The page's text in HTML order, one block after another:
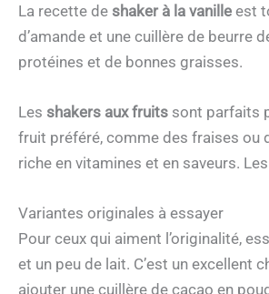
La recette de shaker à la vanille est
d’amande et une cuillère de beurre
protéines et de bonnes graisses.
Les shakers aux fruits sont parfaits
fruit préféré, comme des fraises ou
riche en vitamines et en saveurs.
Variantes originales à essayer
Pour ceux qui aiment l’originalité,
et un peu de lait. C’est un excellent
ajouter une cuillère de cacao en